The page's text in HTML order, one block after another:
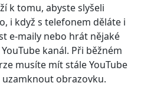
k tomu, abyste slyšeli
i když s telefonem děláte i
e-maily nebo hrát nějaké
kanál. Při běžném
musíte mít stále YouTube
obrazovku.